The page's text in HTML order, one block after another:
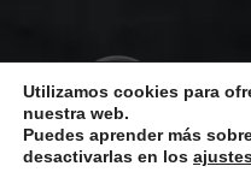
Utilizamos cookies para
nuestra web.
Puedes aprender más
desactivarlas en los